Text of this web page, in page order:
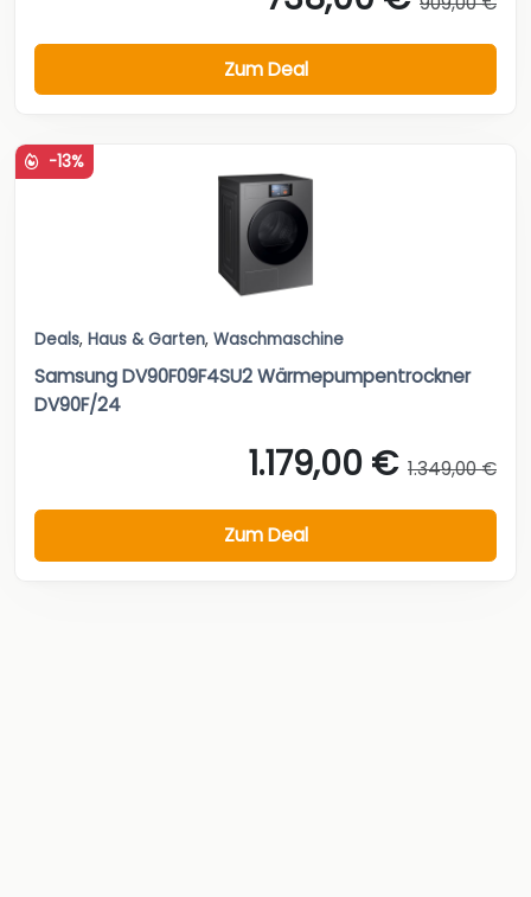
Zum Deal
-13%
Deals, Haus & Garten, Waschmaschine
Samsung DV90F09F4SU2 Wärmepumpentrockner
DV90F/24
1.179,00 € 1.349,00 €
Zum Deal